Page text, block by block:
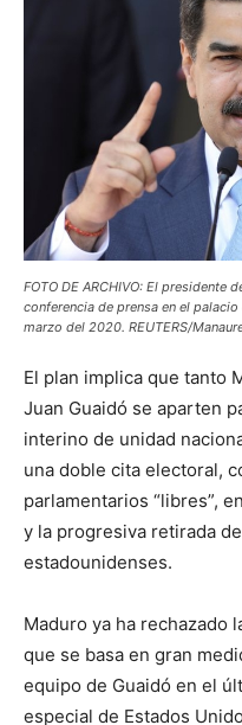
FOTO DE ARCHIVO: El presidente
conferencia de prensa en el
marzo del 2020. REUTERS/
El plan implica que tanto
Juan Guaidó se aparten
interino de unidad
una doble cita electoral,
parlamentarios “libres”,
y la progresiva retirada
estadounidenses.
Maduro ya ha rechazado
que se basa en gran
equipo de Guaidó en el
especial de Estados